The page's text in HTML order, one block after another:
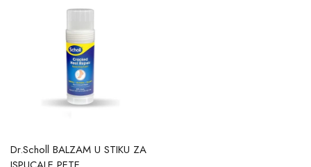
Dr.Scholl BALZAM U STIKU ZA